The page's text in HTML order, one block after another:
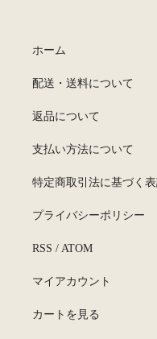
ホーム
配送・送料について
返品について
支払い方法について
特定商取引法に基づく
プライバシーポリシー
RSS / ATOM
マイアカウント
カートを見る